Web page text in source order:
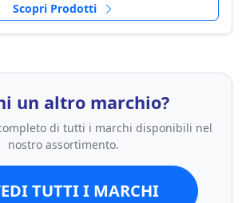
Scopri Prodotti
un altro marchio?
di tutti i marchi disponibili nel
nostro assortimento.
TUTTI I MARCHI